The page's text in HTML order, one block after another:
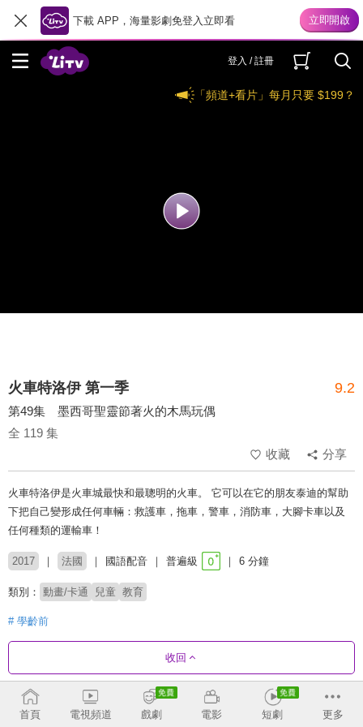
下載 APP，海量影劇免登入立即看
登入 / 註冊
「頻道+看片」每月只要 $199？
火車特洛伊 第一季 9.2
第49集 墨西哥聖靈節著火的木馬玩偶
全 119 集
收藏
分享
火車特洛伊是火車城最快和最聰明的火車。 它可以在它的朋友泰迪的幫助
下把自己變形成任何車輛：救護車，拖車，警車，消防車，大腳卡車以及
任何種類的運輸車！
2017 法國 國語配音 普遍級 6 分鐘
類別： 動畫/卡通 兒童 教育
# 學齡前
收回
劇集列表 正序
首頁 電視頻道 戲劇 電影 短劇 更多